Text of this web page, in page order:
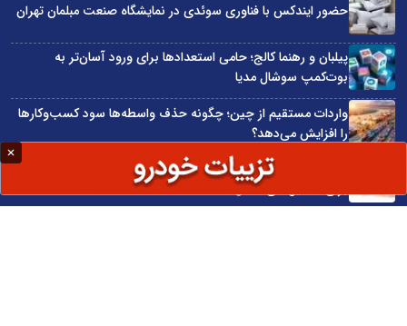
حضور ایندکس با فناوری سوئدی در نمایشگاه صنعت مبلمان تهران
پیلبان و رهنما کالج؛ حامی استعدادها برای ورود آسان‌تر به
بوت‌کمپ سوشال مدیا
واردات مستقیم از چین؛ چگونه حذف واسطه‌ها سود کسب‌وکارها
را افزایش می‌دهد؟
ترند ترین دستبندهای طلا برای تابستان؛ انتخابی ظریف و متفاوت
برای استایل‌های خاص